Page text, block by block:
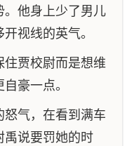
他身上少了男儿
视线的英气。
贾校尉而是想维
豪一点。
气，在看到满车
说要罚她的时